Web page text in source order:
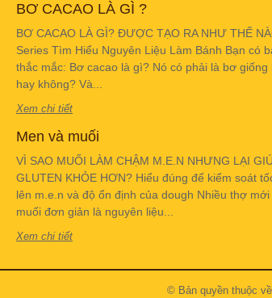
BƠ CACAO LÀ GÌ ?
BƠ CACAO LÀ GÌ? ĐƯỢC TẠO RA NHƯ THẾ
Series Tìm Hiểu Nguyên Liệu Làm Bánh Bạn có
thắc mắc: Bơ cacao là gì? Nó có phải là bơ giống
hay không? Và...
Xem chi tiết
Men và muối
VÌ SAO MUỐI LÀM CHẬM M.E.N NHƯNG LẠI
GLUTEN KHỎE HƠN? Hiểu đúng để kiểm soát
lên m.e.n và độ ổn định của dough Nhiều thợ mới
muối đơn giản là nguyên liệu...
Xem chi tiết
© Bản quyền thuộc về